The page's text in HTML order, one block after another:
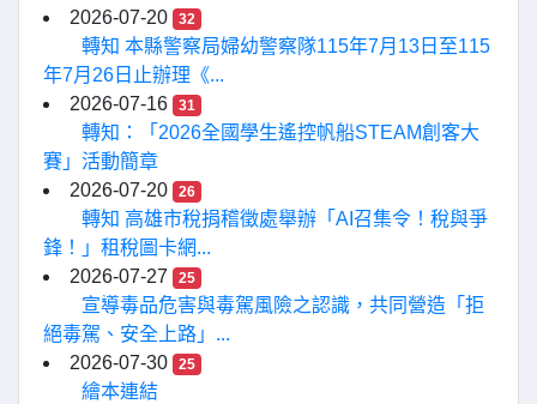
2026-07-20
32
轉知 本縣警察局婦幼警察隊115年7月13日至115
年7月26日止辦理《...
2026-07-16
31
轉知：「2026全國學生遙控帆船STEAM創客大
賽」活動簡章
2026-07-20
26
轉知 高雄市稅捐稽徵處舉辦「AI召集令！稅與爭
鋒！」租稅圖卡網...
2026-07-27
25
宣導毒品危害與毒駕風險之認識，共同營造「拒
絕毒駕、安全上路」...
2026-07-30
25
繪本連結